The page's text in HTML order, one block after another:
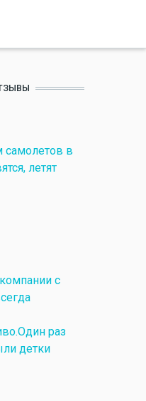
самолетов в
летят
с
раз
детки